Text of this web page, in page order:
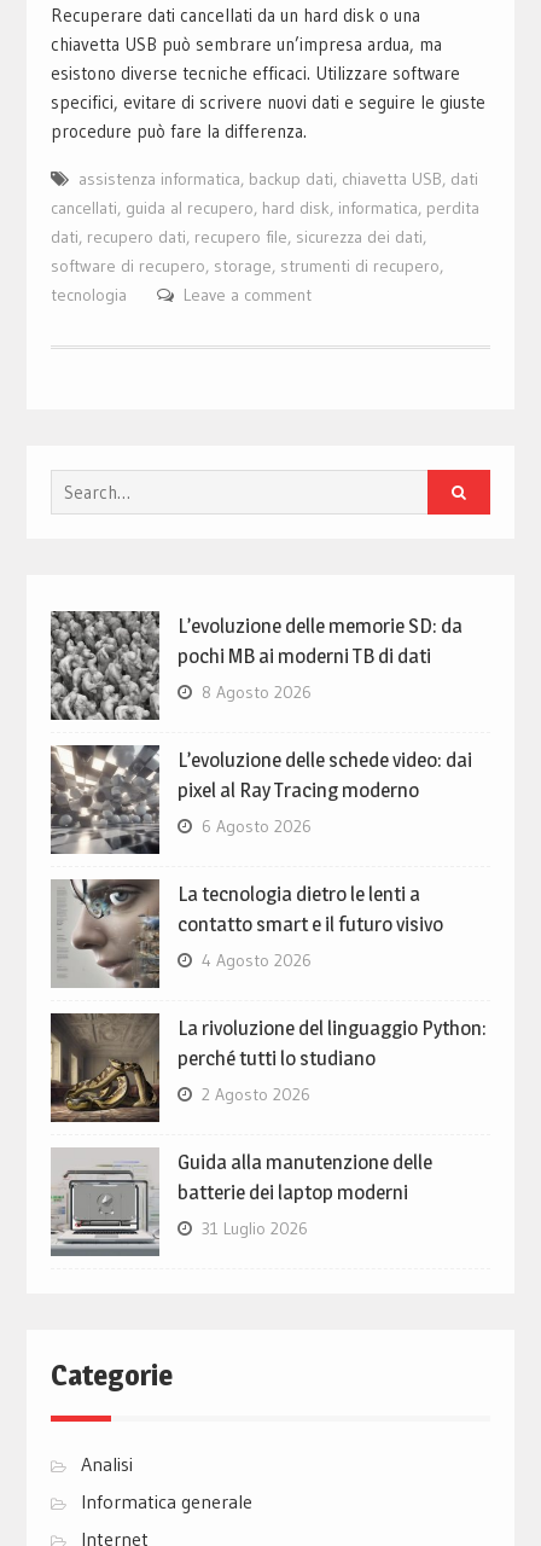
Recuperare dati cancellati da un hard disk o una
chiavetta USB può sembrare un’impresa ardua, ma
esistono diverse tecniche efficaci. Utilizzare software
specifici, evitare di scrivere nuovi dati e seguire le giuste
procedure può fare la differenza.
assistenza informatica, backup dati, chiavetta USB, dati
cancellati, guida al recupero, hard disk, informatica, perdita
dati, recupero dati, recupero file, sicurezza dei dati,
software di recupero, storage, strumenti di recupero,
tecnologia
Leave a comment
Search
for:
L’evoluzione delle memorie SD: da
pochi MB ai moderni TB di dati
8 Agosto 2026
L’evoluzione delle schede video: dai
pixel al Ray Tracing moderno
6 Agosto 2026
La tecnologia dietro le lenti a
contatto smart e il futuro visivo
4 Agosto 2026
La rivoluzione del linguaggio Python:
perché tutti lo studiano
2 Agosto 2026
Guida alla manutenzione delle
batterie dei laptop moderni
31 Luglio 2026
Categorie
Analisi
Informatica generale
Internet